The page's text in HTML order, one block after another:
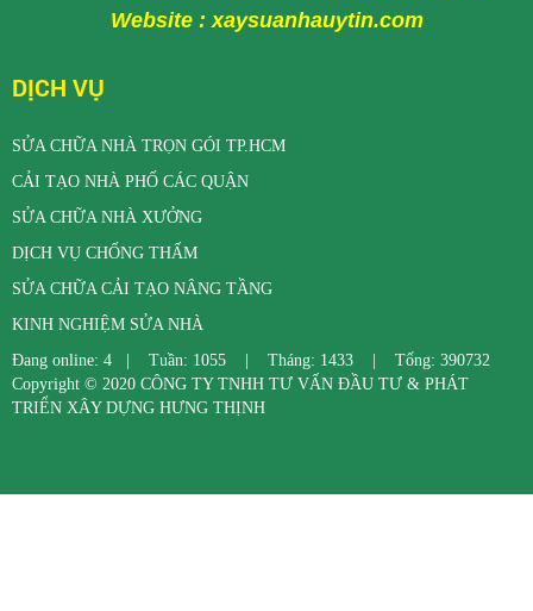
Website : xaysuanhauytin.com
DỊCH VỤ
SỬA CHỮA NHÀ TRỌN GÓI TP.HCM
CẢI TẠO NHÀ PHỐ CÁC QUẬN
SỬA CHỮA NHÀ XƯỞNG
DỊCH VỤ CHỐNG THẤM
SỬA CHỮA CẢI TẠO NÂNG TẦNG
KINH NGHIỆM SỬA NHÀ
Đang online: 4 | Tuần: 1055 | Tháng: 1433 | Tổng: 390732
Copyright © 2020 CÔNG TY TNHH TƯ VẤN ĐẦU TƯ & PHÁT
TRIỂN XÂY DỰNG HƯNG THỊNH